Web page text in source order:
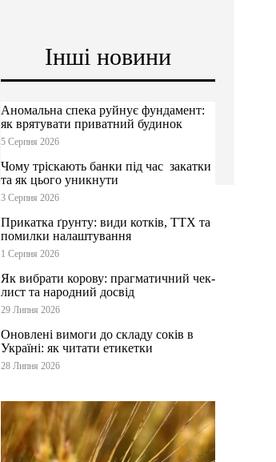
Інші новини
Аномальна спека руйнує фундамент:
як врятувати приватний будинок
5 Серпня 2026
Чому тріскають банки під час закатки
та як цього уникнути
3 Серпня 2026
Прикатка ґрунту: види котків, ТТХ та
помилки налаштування
1 Серпня 2026
Як вибрати корову: прагматичний чек-
лист та народний досвід
29 Липня 2026
Оновлені вимоги до складу соків в
Україні: як читати етикетки
28 Липня 2026